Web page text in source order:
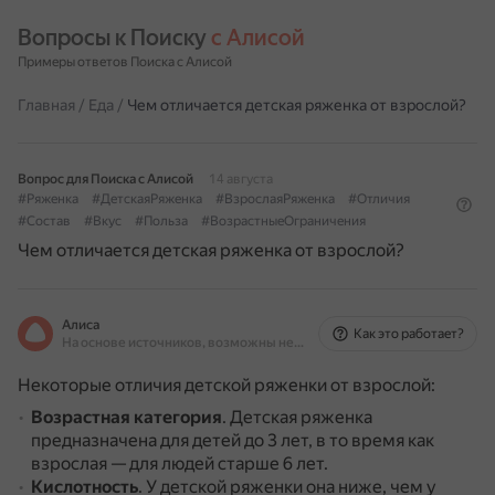
Вопросы к Поиску с Алисой
Примеры ответов Поиска с Алисой
Главная / Еда / Чем отличается детская ряженка от взрослой?
Вопрос для Поиска с Алисой
14 августа
#Ряженка
#ДетскаяРяженка #ВзрослаяРяженка
#Отличия
#Состав
#Вкус #Польза #ВозрастныеОграничения
Чем отличается детская ряженка от взрослой?
Алиса
На основе источников, возможны неточности
Как это работает?
Некоторые отличия детской ряженки от взрослой:
Возрастная категория. Детская ряженка
предназначена для детей до 3 лет, в то время как
взрослая — для людей старше 6 лет.
Кислотность. У детской ряженки она ниже, чем у